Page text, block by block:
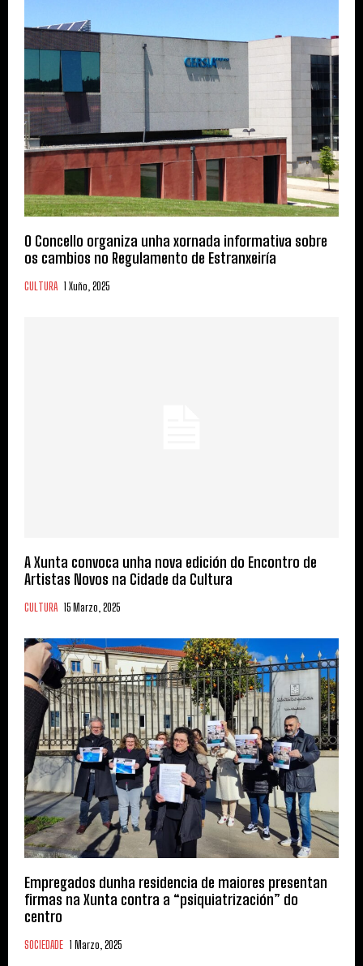
O Concello organiza unha xornada informativa sobre
os cambios no Regulamento de Estranxeiría
CULTURA 1 Xuño, 2025
A Xunta convoca unha nova edición do Encontro de
Artistas Novos na Cidade da Cultura
CULTURA 15 Marzo, 2025
Empregados dunha residencia de maiores presentan
firmas na Xunta contra a “psiquiatrización” do
centro
SOCIEDADE 1 Marzo, 2025